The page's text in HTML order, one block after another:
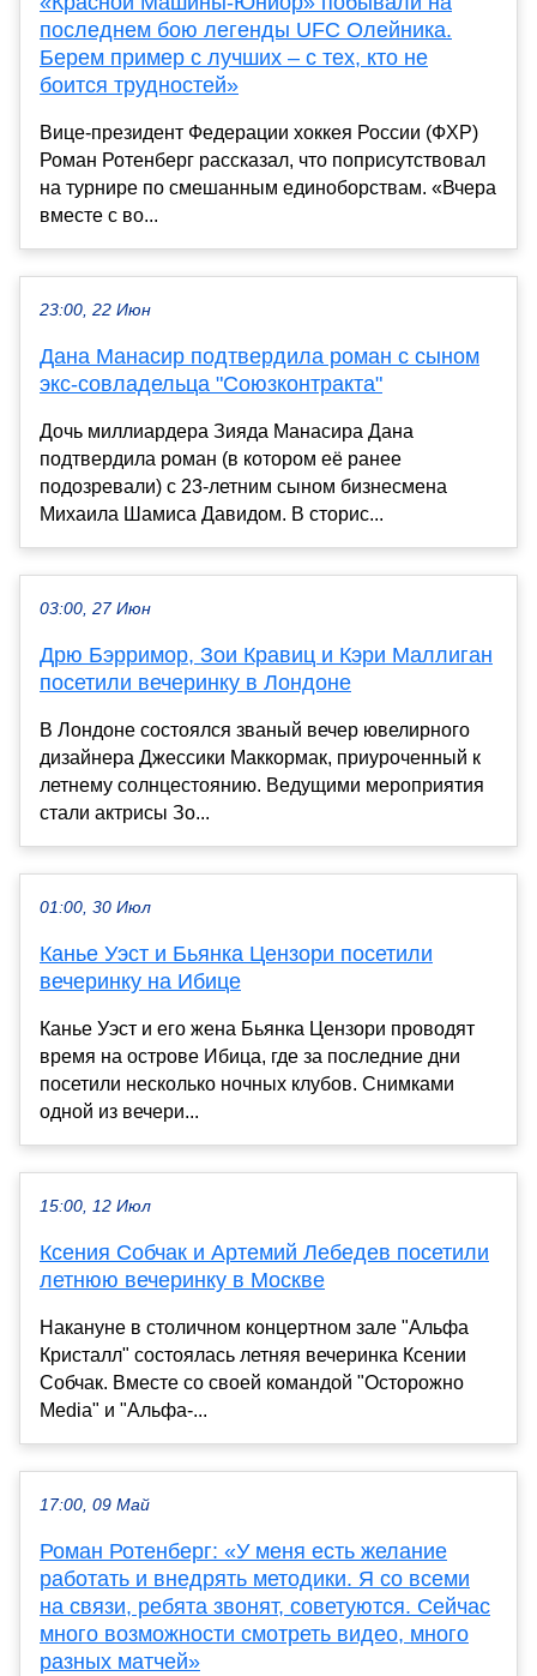
последнем бою легенды UFC Олейника.
Берем пример с лучших – с тех, кто не
боится трудностей»
Вице-президент Федерации хоккея России (ФХР)
Роман Ротенберг рассказал, что поприсутствовал
на турнире по смешанным единоборствам. «Вчера
вместе с во...
23:00, 22 Июн
Дана Манасир подтвердила роман с сыном
экс-совладельца "Союзконтракта"
Дочь миллиардера Зияда Манасира Дана
подтвердила роман (в котором её ранее
подозревали) с 23-летним сыном бизнесмена
Михаила Шамиса Давидом. В сторис...
03:00, 27 Июн
Дрю Бэрримор, Зои Кравиц и Кэри Маллиган
посетили вечеринку в Лондоне
В Лондоне состоялся званый вечер ювелирного
дизайнера Джессики Маккормак, приуроченный к
летнему солнцестоянию. Ведущими мероприятия
стали актрисы Зо...
01:00, 30 Июл
Канье Уэст и Бьянка Цензори посетили
вечеринку на Ибице
Канье Уэст и его жена Бьянка Цензори проводят
время на острове Ибица, где за последние дни
посетили несколько ночных клубов. Снимками
одной из вечери...
15:00, 12 Июл
Ксения Собчак и Артемий Лебедев посетили
летнюю вечеринку в Москве
Накануне в столичном концертном зале "Альфа
Кристалл" состоялась летняя вечеринка Ксении
Собчак. Вместе со своей командой "Осторожно
Media" и "Альфа-...
17:00, 09 Май
Роман Ротенберг: «У меня есть желание
работать и внедрять методики. Я со всеми
на связи, ребята звонят, советуются. Сейчас
много возможности смотреть видео, много
разных матчей»